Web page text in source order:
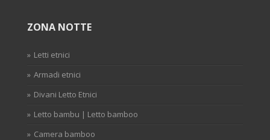
ZONA NOTTE
Letti etnici
Armadi etnici
Divani Letto Etnici
Letto bambu | Letto bamboo
Camera bamboo